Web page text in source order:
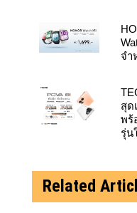
จำ
สุด
พร้
รุ่น
Related